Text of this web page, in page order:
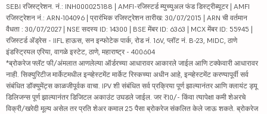
SEBI रजिस्ट्रेशन. नं.: INH000025188 | AMFI-रजिस्टर्ड म्युच्युअल फंड डिस्ट्रीब्यूटर | AMFI
रजिस्ट्रेशन नं.: ARN-104096 | प्रारंभिक रजिस्ट्रेशन तारीख: 30/07/2015 | ARN ची वर्तमान
वैधता : 30/07/2027 | NSE सदस्य ID: 14300 | BSE मेंबर ID: 6363 | MCX मेंबर ID: 55945 |
रजिस्टर्ड ॲड्रेस - IIFL हाऊस, सन इन्फोटेक पार्क, रोड नं. 16V, प्लॉट नं. B-23, MIDC, ठाणे
इंडस्ट्रियल एरिया, वागळे इस्टेट, ठाणे, महाराष्ट्र - 400604
*ब्रोकरेज फ्लॅट फी/अंमलात आणलेल्या ऑर्डरच्या आधारावर आकारले जाईल आणि टक्केवारी आधारावर
नाही. सिक्युरिटीज मार्केटमधील इन्व्हेस्टमेंट मार्केट रिस्कच्या अधीन आहे, इन्व्हेस्टमेंट करण्यापूर्वी सर्व
संबंधित डॉक्युमेंट्स काळजीपूर्वक वाचा. IPV शी संबंधित सर्व प्रक्रिया पूर्ण झाल्यानंतर आणि क्लायंट ड्यू
डिलिजन्स पूर्ण झाल्यानंतर डिजिटल अकाउंट उघडले जाईल. जर ₹10/- किंवा त्यापेक्षा कमी शेअरचे
विक्री/खरेदी मूल्य असेल तर प्रति शेअर कमाल 25 पैसा ब्रोकरेज संकलित केले जाऊ शकते. ब्रोकरेज